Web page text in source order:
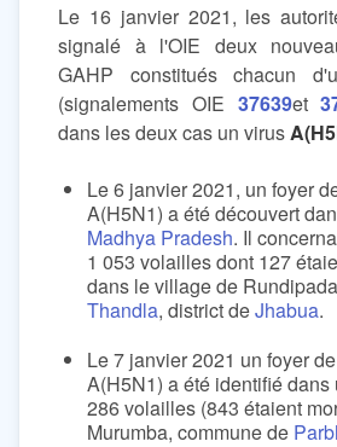
Le 16 janvier 2021, les
signalé à l'OIE deux
GAHP constitués chacun
(signalements OIE 37639et
dans les deux cas un virus
Le 6 janvier 2021, un foyer
A(H5N1) a été découvert
Madhya Pradesh. Il
1 053 volailles dont 127
dans le village de
Thandla, district deJhabua.
Le 7 janvier 2021 un foyer
A(H5N1) a été identifié
286 volailles (843 étaient
Murumba, commune de